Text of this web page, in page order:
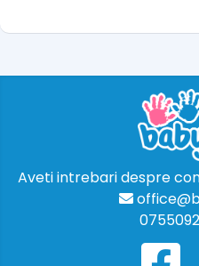
Aveti intrebari despre